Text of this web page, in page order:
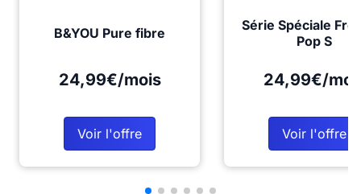
B&YOU Pure fibre
24,99€/mois
Voir l'offre
Série Spéciale
Pop S
24,99€/
Voir l'offre